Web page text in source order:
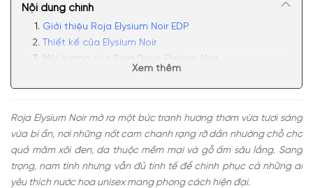
Nội dung chính
Giới thiệu Roja Elysium Noir EDP
Thiết kế của Elysium Noir
Mùi hương của Roja Dove Elysium Noir
Xem thêm
Roja Elysium Noir mở ra một bức tranh hương thơm vừa tươi sáng
vừa bí ẩn, nơi những nốt cam chanh rạng rỡ dần nhường chỗ cho
quả mâm xôi đen, da thuộc mềm mại và gỗ ấm sâu lắng. Sang
trọng, nam tính nhưng vẫn đủ tinh tế để chinh phục cả những ai
yêu thích nước hoa unisex mang phong cách hiện đại.